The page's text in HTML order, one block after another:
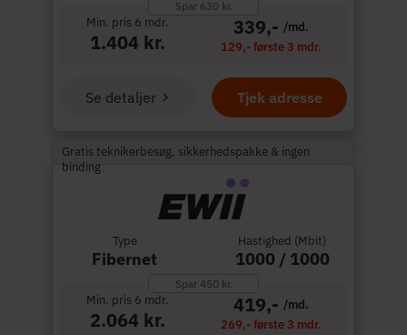
Spar 630 kr.
Min. pris 6 mdr.
1.404 kr.
339,- /md.
129,- første 3 mdr.
Tjek adresse
Se detaljer
Gratis teknikerbesøg, sikkerhedspakke & ingen
binding
Type
Fibernet
Hastighed (Mbit)
1000 / 1000
Spar 450 kr.
Min. pris 6 mdr.
2.064 kr.
419,- /md.
269,- første 3 mdr.